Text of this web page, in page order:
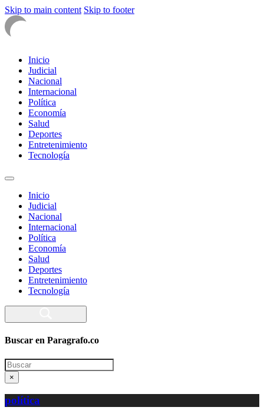
Skip to main content Skip to footer
Inicio
Judicial
Nacional
Internacional
Política
Economía
Salud
Deportes
Entretenimiento
Tecnología
Inicio
Judicial
Nacional
Internacional
Política
Economía
Salud
Deportes
Entretenimiento
Tecnología
Buscar en Paragrafo.co
Search
×
política